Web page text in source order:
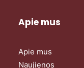
Apie mus
Apie mus
Naujienos